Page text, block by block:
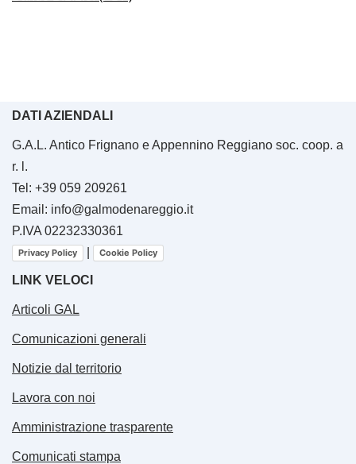
DATI AZIENDALI
G.A.L. Antico Frignano e Appennino Reggiano soc. coop. a
r. l.
Tel: +39 059 209261
Email: info@galmodenareggio.it
P.IVA 02232330361
Privacy Policy Cookie Policy
LINK VELOCI
Articoli GAL
Comunicazioni generali
Notizie dal territorio
Lavora con noi
Amministrazione trasparente
Comunicati stampa